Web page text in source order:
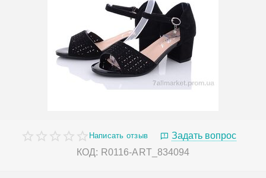
Написать отзыв
Задать вопрос
КОД: R0116-ART_834094